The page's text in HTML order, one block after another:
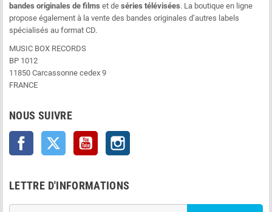
bandes originales de films et de séries télévisées. La boutique en ligne
propose également à la vente des bandes originales d’autres labels
spécialisés au format CD.
MUSIC BOX RECORDS
BP 1012
11850 Carcassonne cedex 9
FRANCE
NOUS SUIVRE
Facebook Twitter YouTube
LETTRE D'INFORMATIONS